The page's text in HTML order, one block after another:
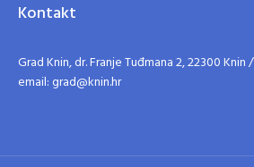
Kontakt
Grad Knin, dr. Franje Tuđmana 2, 22300
email: grad@knin.hr